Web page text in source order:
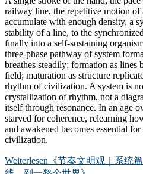
railway line, the repetitive motion
accumulate with enough density, a
stability of a line, to the
finally into a self-sustaining
three-phase pathway of system
breathes steadily; formation as lines
field; maturation as structure
rhythm of civilization. A system is
crystallization of rhythm, not a
itself through resonance. In an age
starved for coherence, relearning
and awakened becomes essential
civilization.
Weiterlesen 《节奏文明观｜系